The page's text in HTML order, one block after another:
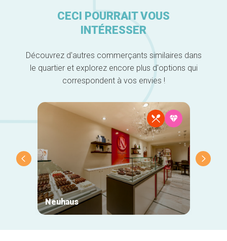
CECI POURRAIT VOUS
INTÉRESSER
Découvrez d'autres commerçants similaires dans
le quartier et explorez encore plus d'options qui
correspondent à vos envies !
Neuhaus